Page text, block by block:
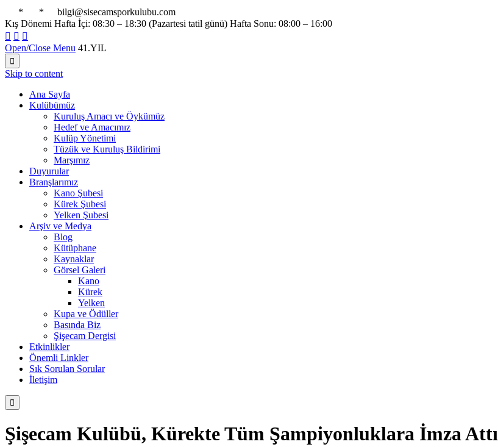
* *
bilgi@sisecamsporkulubu.com
Kış Dönemi Hafta İçi: 08:30 – 18:30 (Pazartesi tatil günü) Hafta Sonu: 08:00 – 16:00
  
Open/Close Menu 41.YIL

Skip to content
Ana Sayfa
Kulübümüz
Kuruluş Amacı ve Öykümüz
Hedef ve Amacımız
Kulüp Yönetimi
Tüzük ve Kuruluş Bildirimi
Marşımız
Duyurular
Branşlarımız
Kano Şubesi
Kürek Şubesi
Yelken Şubesi
Arşiv ve Medya
Blog
Kütüphane
Kaynaklar
Görsel Galeri
Kano
Kürek
Yelken
Kupa ve Ödüller
Basında Biz
Şişecam Dergisi
Etkinlikler
Önemli Linkler
Sık Sorulan Sorular
İletişim

Şişecam Kulübü, Kürekte Tüm Şampiyonluklara İmza Attı